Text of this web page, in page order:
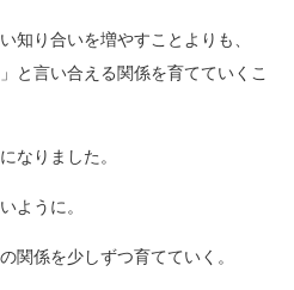
知り合いを増やすことよりも、
と言い合える関係を育てていくこ
なりました。
ように。
関係を少しずつ育てていく。